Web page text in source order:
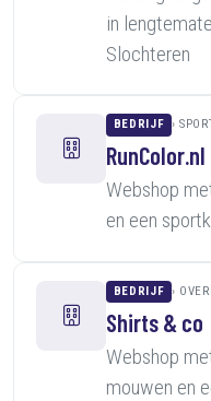
in
Slochteren
BEDRIJF
RunColor.nl
Webshop
en een
BEDRIJF
Shirts & co
Webshop
mouwen en